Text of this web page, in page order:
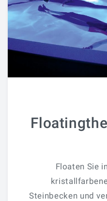
Floaten Sie
Steinbecken und